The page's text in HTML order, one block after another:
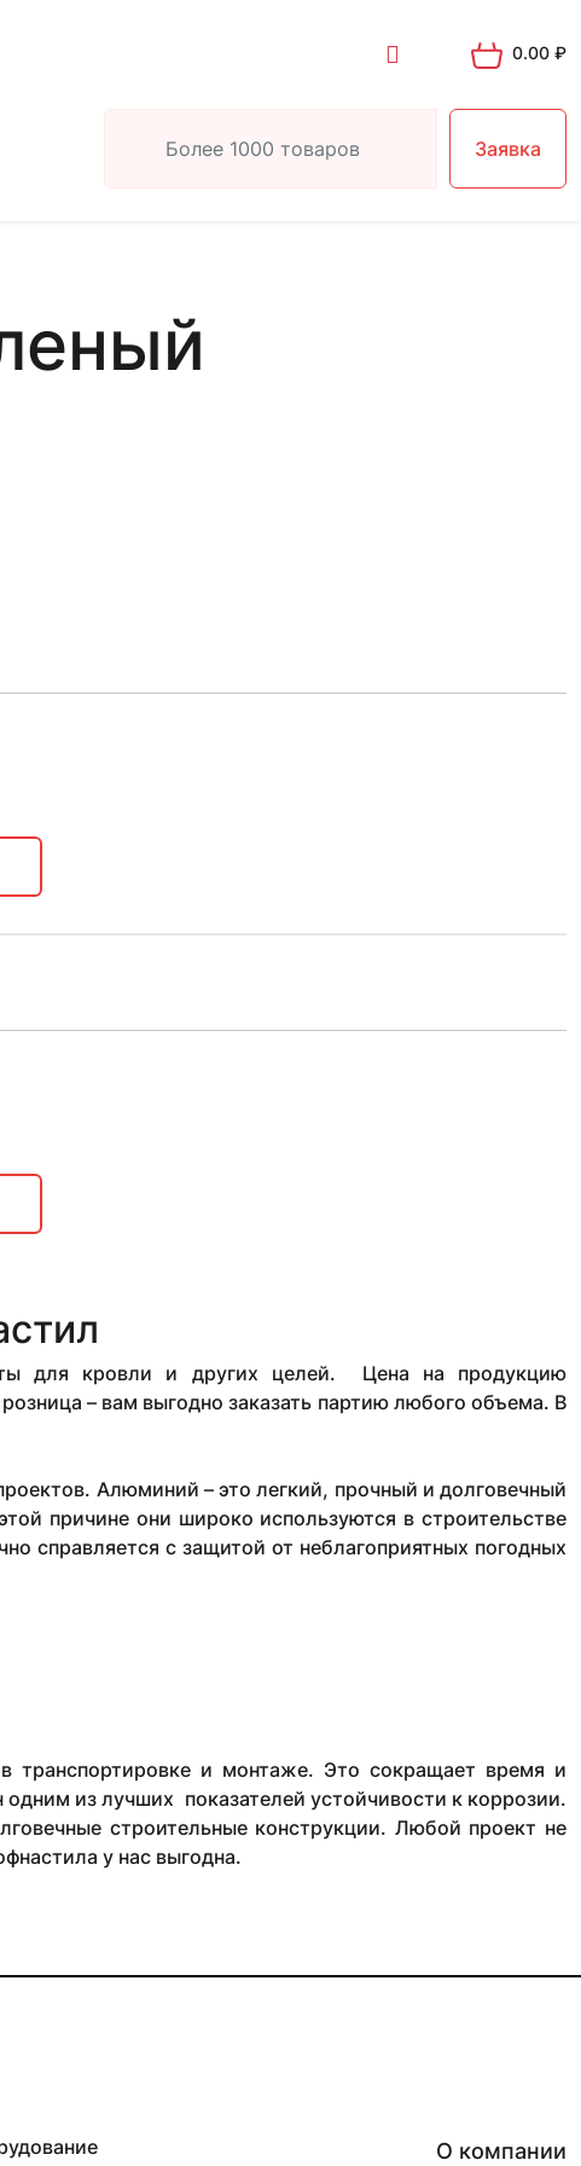
0.00 ₽
Заявка
для кровли и других целей. Цена на продукцию
– вам выгодно заказать партию любого объема. В
Алюминий – это легкий, прочный и долговечный
причине они широко используются в строительстве
справляется с защитой от неблагоприятных погодных
транспортировке и монтаже. Это сокращает время и
из лучших показателей устойчивости к коррозии.
строительные конструкции. Любой проект не
у нас выгодна.
О компании